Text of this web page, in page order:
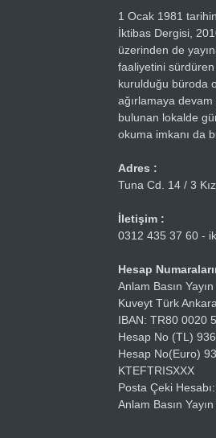
1 Ocak 1981
İktibas Dergisi,
üzerinden de
faaliyetini
kurulduğu büroda
ağırlamaya
bulunan lokalde
okuma imkanı da
Adres :
Tuna Cd. 14 / 3
İletişim :
0312 435 37 60 -
Hesap
Anlam Basın Yayın
Kuveyt Türk
IBAN: TR80 0020
Hesap No (TL)
Hesap No(Euro)
KTEFTRISXXX
Posta Çeki Hesabı:
Anlam Basın